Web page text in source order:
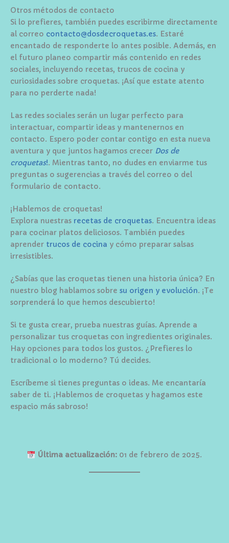
Otros métodos de contacto
Si lo prefieres, también puedes escribirme directamente
al correo contacto@dosdecroquetas.es. Estaré
encantado de responderte lo antes posible. Además, en
el futuro planeo compartir más contenido en redes
sociales, incluyendo recetas, trucos de cocina y
curiosidades sobre croquetas. ¡Así que estate atento
para no perderte nada!
Las redes sociales serán un lugar perfecto para
interactuar, compartir ideas y mantenernos en
contacto. Espero poder contar contigo en esta nueva
aventura y que juntos hagamos crecer Dos de
croquetas!. Mientras tanto, no dudes en enviarme tus
preguntas o sugerencias a través del correo o del
formulario de contacto.
¡Hablemos de croquetas!
Explora nuestras recetas de croquetas. Encuentra ideas
para cocinar platos deliciosos. También puedes
aprender trucos de cocina y cómo preparar salsas
irresistibles.
¿Sabías que las croquetas tienen una historia única? En
nuestro blog hablamos sobre su origen y evolución. ¡Te
sorprenderá lo que hemos descubierto!
Si te gusta crear, prueba nuestras guías. Aprende a
personalizar tus croquetas con ingredientes originales.
Hay opciones para todos los gustos. ¿Prefieres lo
tradicional o lo moderno? Tú decides.
Escríbeme si tienes preguntas o ideas. Me encantaría
saber de ti. ¡Hablemos de croquetas y hagamos este
espacio más sabroso!
Última actualización:01 de febrero de 2025.